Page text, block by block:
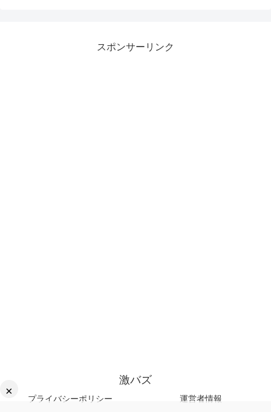
×
スポンサーリンク
激バズ
プライバシーポリシー
運営者情報